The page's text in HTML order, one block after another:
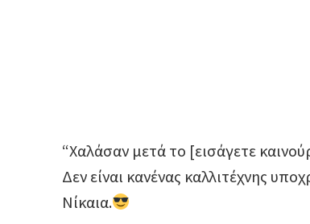
“Χαλάσαν μετά το [εισάγετε
Δεν είναι κανένας καλλιτέχνης
Νίκαια.